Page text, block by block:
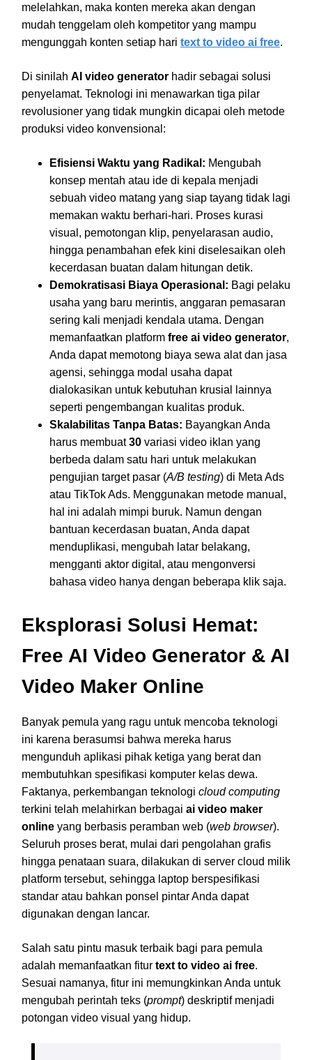
melelahkan, maka konten mereka akan dengan
mudah tenggelam oleh kompetitor yang mampu
mengunggah konten setiap hari text to video ai free.
Di sinilah AI video generator hadir sebagai solusi
penyelamat. Teknologi ini menawarkan tiga pilar
revolusioner yang tidak mungkin dicapai oleh metode
produksi video konvensional:
Efisiensi Waktu yang Radikal: Mengubah
konsep mentah atau ide di kepala menjadi
sebuah video matang yang siap tayang tidak lagi
memakan waktu berhari-hari. Proses kurasi
visual, pemotongan klip, penyelarasan audio,
hingga penambahan efek kini diselesaikan oleh
kecerdasan buatan dalam hitungan detik.
Demokratisasi Biaya Operasional: Bagi pelaku
usaha yang baru merintis, anggaran pemasaran
sering kali menjadi kendala utama. Dengan
memanfaatkan platform free ai video generator,
Anda dapat memotong biaya sewa alat dan jasa
agensi, sehingga modal usaha dapat
dialokasikan untuk kebutuhan krusial lainnya
seperti pengembangan kualitas produk.
Skalabilitas Tanpa Batas: Bayangkan Anda
harus membuat30 variasi video iklan yang
berbeda dalam satu hari untuk melakukan
pengujian target pasar (A/B testing) di Meta Ads
atau TikTok Ads. Menggunakan metode manual,
hal ini adalah mimpi buruk. Namun dengan
bantuan kecerdasan buatan, Anda dapat
menduplikasi, mengubah latar belakang,
mengganti aktor digital, atau mengonversi
bahasa video hanya dengan beberapa klik saja.
Eksplorasi Solusi Hemat:
Free AI Video Generator & AI
Video Maker Online
Banyak pemula yang ragu untuk mencoba teknologi
ini karena berasumsi bahwa mereka harus
mengunduh aplikasi pihak ketiga yang berat dan
membutuhkan spesifikasi komputer kelas dewa.
Faktanya, perkembangan teknologi cloud computing
terkini telah melahirkan berbagai ai video maker
online yang berbasis peramban web (web browser).
Seluruh proses berat, mulai dari pengolahan grafis
hingga penataan suara, dilakukan di server cloud milik
platform tersebut, sehingga laptop berspesifikasi
standar atau bahkan ponsel pintar Anda dapat
digunakan dengan lancar.
Salah satu pintu masuk terbaik bagi para pemula
adalah memanfaatkan fitur text to video ai free.
Sesuai namanya, fitur ini memungkinkan Anda untuk
mengubah perintah teks (prompt) deskriptif menjadi
potongan video visual yang hidup.